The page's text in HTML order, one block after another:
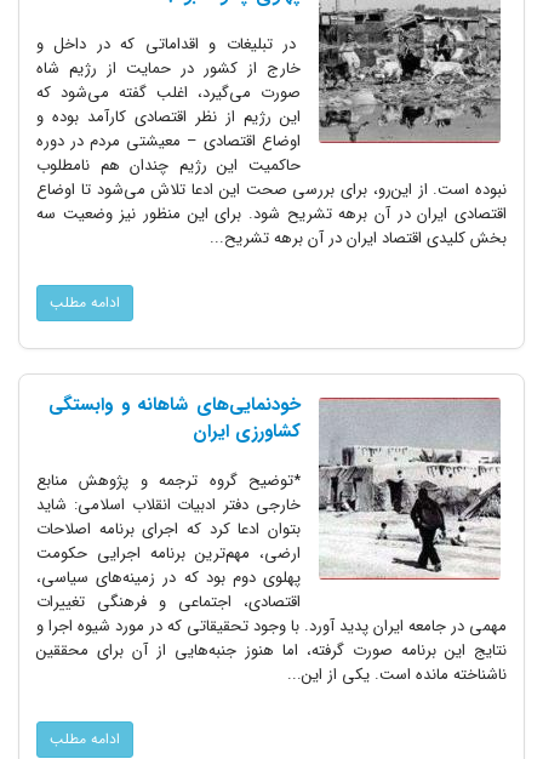
در تبلیغات و اقداماتی که در داخل و
خارج از کشور در حمایت از رژیم شاه
صورت می‌گیرد، اغلب گفته می‌شود که
این رژیم از نظر اقتصادی کارآمد بوده و
اوضاع اقتصادی – معیشتی مردم در دوره
حاکمیت این رژیم چندان هم نامطلوب
نبوده است. از این‌رو، برای بررسی صحت این ادعا تلاش می‌شود تا اوضاع
اقتصادی ایران در آن برهه تشریح شود. برای این منظور نیز وضعیت سه
بخش کلیدی اقتصاد ایران در آن برهه تشریح...
ادامه مطلب
خودنمایی‌های شاهانه و وابستگی
کشاورزی ایران
*توضیح گروه ترجمه و پژوهش منابع
خارجی دفتر ادبیات انقلاب اسلامی: شاید
بتوان ادعا کرد که اجرای برنامه اصلاحات
ارضی، مهم‌ترین برنامه اجرایی حکومت
پهلوی دوم بود که در زمینه‌های سیاسی،
اقتصادی، اجتماعی و فرهنگی تغییرات
مهمی در جامعه ایران پدید آورد. با وجود تحقیقاتی که در مورد شیوه اجرا و
نتایج این برنامه صورت گرفته، اما هنوز جنبه‌هایی از آن برای محققین
ناشناخته مانده است. یکی از این...
ادامه مطلب